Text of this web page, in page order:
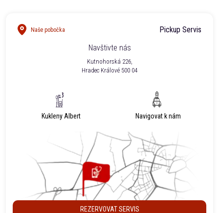
Naše pobočka
Pickup Servis
Navštivte nás
Kutnohorská 226,
Hradec Králové 500 04
Kukleny Albert Navigovat k nám
REZERVOVAT SERVIS